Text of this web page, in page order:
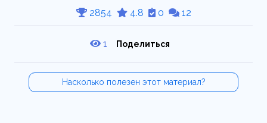
2854
4.8 0 12
1 Поделиться
Насколько полезен этот материал?